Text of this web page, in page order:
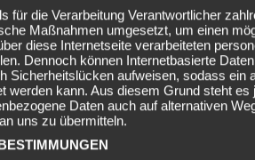
für die Verarbeitung Verantwortlicher
Maßnahmen umgesetzt, um einen
diese Internetseite verarbeiteten
Dennoch können Internetbasierte
Sicherheitslücken aufweisen, sodass ein
werden kann. Aus diesem Grund steht es
Daten auch auf alternativen
uns zu übermitteln.